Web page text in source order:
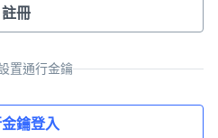
註冊
置通行金鑰
鑰登入